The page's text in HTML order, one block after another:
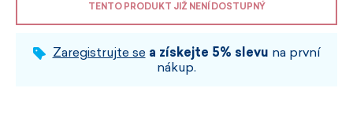
TENTO PRODUKT JIŽ NENÍ DOSTUPNÝ
Zaregistrujte se a získejte 5% slevu na první
nákup.